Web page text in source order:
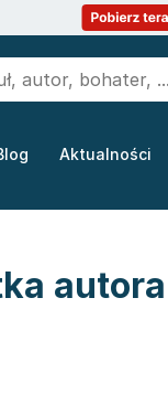
Aktualności
autora